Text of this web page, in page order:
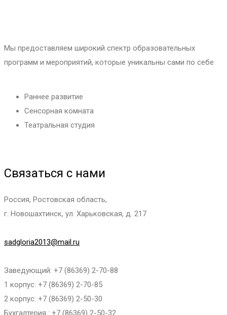
Мы предоставляем широкий спектр образовательных
программ и мероприятий, которые уникальны сами по себе
Раннее развитие
Сенсорная комната
Театральная студия
Связаться с нами
Россия, Ростовская область,
г. Новошахтинск, ул. Харьковская, д. 217
sadgloria2013@mail.ru
Заведующий: +7 (86369) 2-70-88
1 корпус: +7 (86369) 2-70-85
2 корпус: +7 (86369) 2-50-30
Бухгалтерия : +7 (86369) 2-50-32